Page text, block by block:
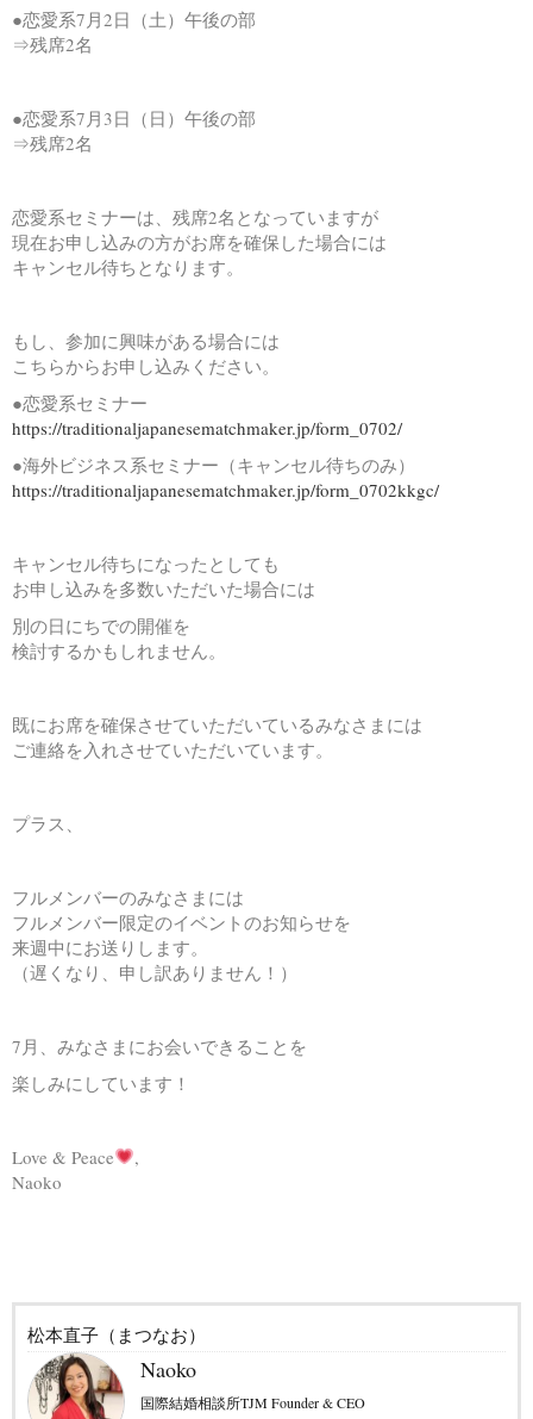
●恋愛系7月2日（土）午後の部
⇒残席2名
●恋愛系7月3日（日）午後の部
⇒残席2名
恋愛系セミナーは、残席2名となっていますが
現在お申し込みの方がお席を確保した場合には
キャンセル待ちとなります。
もし、参加に興味がある場合には
こちらからお申し込みください。
●恋愛系セミナー
https://traditionaljapanesematchmaker.jp/form_0702/
●海外ビジネス系セミナー（キャンセル待ちのみ）
https://traditionaljapanesematchmaker.jp/form_0702kkgc/
キャンセル待ちになったとしても
お申し込みを多数いただいた場合には
別の日にちでの開催を
検討するかもしれません。
既にお席を確保させていただいているみなさまには
ご連絡を入れさせていただいています。
プラス、
フルメンバーのみなさまには
フルメンバー限定のイベントのお知らせを
来週中にお送りします。
（遅くなり、申し訳ありません！）
7月、みなさまにお会いできることを
楽しみにしています！
Love & Peace
,
Naoko
松本直子（まつなお）
Naoko
国際結婚相談所TJM Founder & CEO